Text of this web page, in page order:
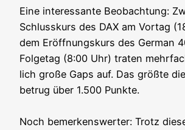
Eine inter­es­san­te Beob­ach­tung:
Schluss­kurs des DAX am Vor­tag
dem Eröff­nungs­kurs des Ger­man
Fol­ge­tag (8:00 Uhr) tra­ten
lich gro­ße Gaps auf. Das größ­te
betrug über 1.500 Punk­te.
Noch bemer­kens­wer­ter: Trotz